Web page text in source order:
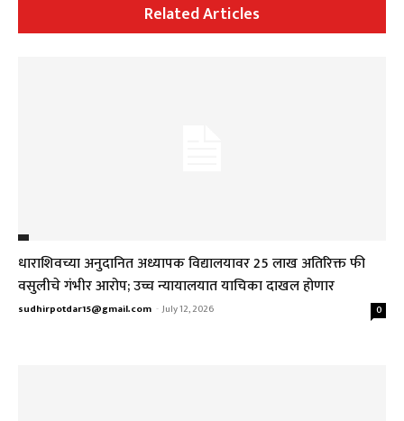
Related Articles
धाराशिवच्या अनुदानित अध्यापक विद्यालयावर ₹25 लाख अतिरिक्त फी
वसुलीचे गंभीर आरोप; उच्च न्यायालयात याचिका दाखल होणार
sudhirpotdar15@gmail.com - July 12, 2026 0